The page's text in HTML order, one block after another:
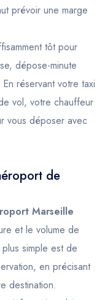
prévoir une marge
tôt pour
dépose-minute
réservant votre taxi
vol, votre chauffeur
vous déposer avec
de
Marseille
et le volume de
simple est de
en précisant
destination.